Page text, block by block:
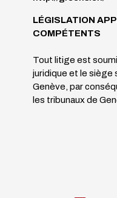
LÉGISLATION
COMPÉTENTS
Tout litige est
juridique et le siège
Genève, par
les tribunaux de